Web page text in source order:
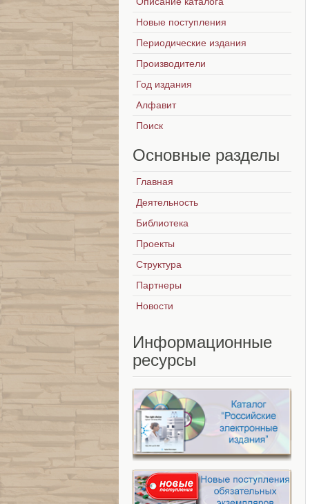
Новые поступления
Периодические издания
Производители
Год издания
Алфавит
Поиск
Основные разделы
Главная
Деятельность
Библиотека
Проекты
Структура
Партнеры
Новости
Информационные
ресурсы